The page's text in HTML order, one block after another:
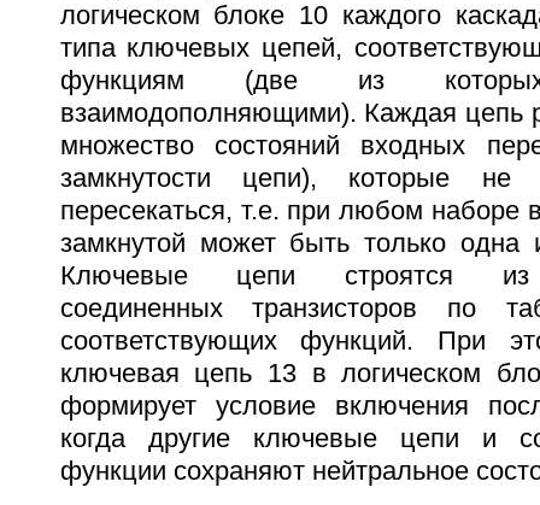
логическом блоке 10 каждого
типа ключевых цепей,
функциям (две из
взаимодополняющими). Каждая цепь
множество состояний входных
замкнутости цепи), которые не
пересекаться, т.е. при любом наборе
замкнутой может быть только одна
Ключевые цепи строятся из
соединенных транзисторов по
соответствующих функций. При
ключевая цепь 13 в логическом
формирует условие включения
когда другие ключевые цепи и
функции сохраняют нейтральное